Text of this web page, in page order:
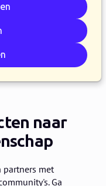
naar
partners met
Ga